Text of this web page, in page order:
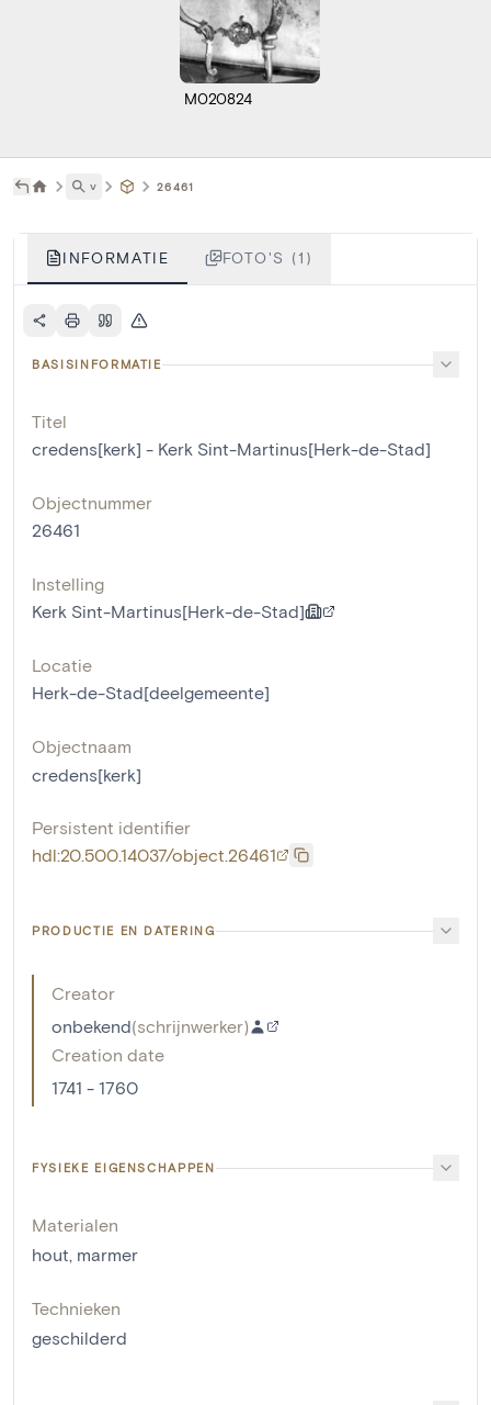
M020824
˅ 26461
INFORMATIE FOTO'S (1)
BASISINFORMATIE
Titel
credens[kerk] - Kerk Sint-Martinus[Herk-de-Stad]
Objectnummer
26461
Instelling
Kerk Sint-Martinus[Herk-de-Stad]
Locatie
Herk-de-Stad[deelgemeente]
Objectnaam
credens[kerk]
Persistent identifier
hdl:20.500.14037/object.26461
PRODUCTIE EN DATERING
Creator
onbekend(schrijnwerker)
Creation date
1741 - 1760
FYSIEKE EIGENSCHAPPEN
Materialen
hout, marmer
Technieken
geschilderd